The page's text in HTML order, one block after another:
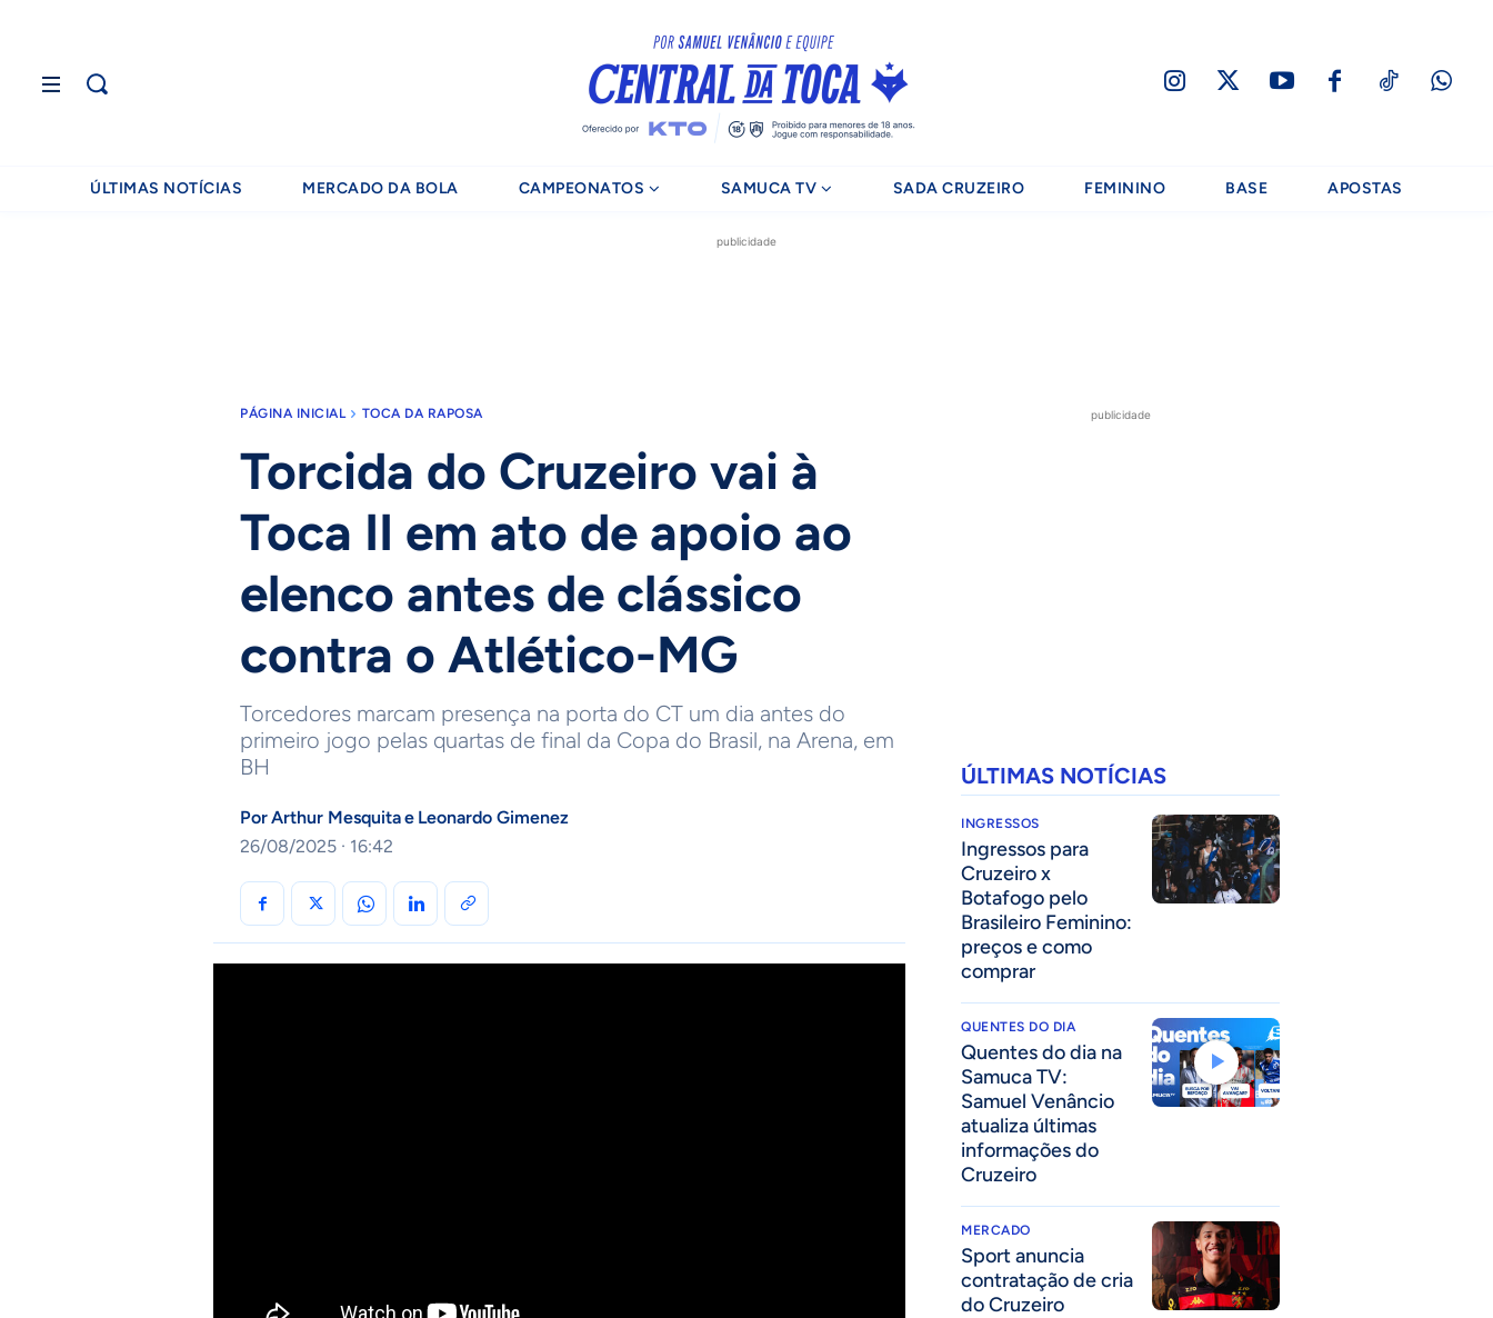
ÚLTIMAS NOTÍCIAS MERCADO DA BOLA CAMPEONATOS SAMUCA TV SADA CRUZEIRO FEMININO BASE APOSTAS
publicidade
PÁGINA INICIAL TOCA DA RAPOSA
Torcida do Cruzeiro vai à
Toca II em ato de apoio ao
elenco antes de clássico
contra o Atlético-MG
Torcedores marcam presença na porta do CT um dia antes do
primeiro jogo pelas quartas de final da Copa do Brasil, na Arena, em
BH
PorArthur Mesquitae Leonardo Gimenez
26/08/2025 · 16:42
publicidade
ÚLTIMAS NOTÍCIAS
INGRESSOS
Ingressos para
Cruzeiro x
Botafogo pelo
Brasileiro Feminino:
preços e como
comprar
QUENTES DO DIA
Quentes do dia na
Samuca TV:
Samuel Venâncio
atualiza últimas
informações do
Cruzeiro
MERCADO
Sport anuncia
contratação de cria
do Cruzeiro